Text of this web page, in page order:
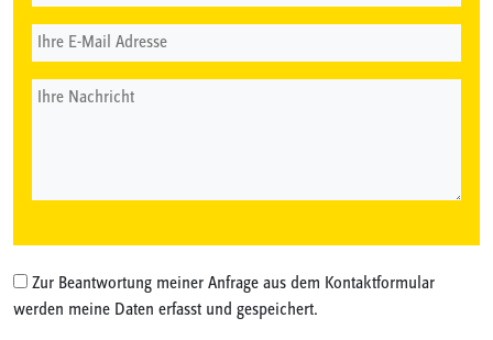
Zur Beantwortung meiner Anfrage aus dem Kontaktformular
werden meine Daten erfasst und gespeichert.